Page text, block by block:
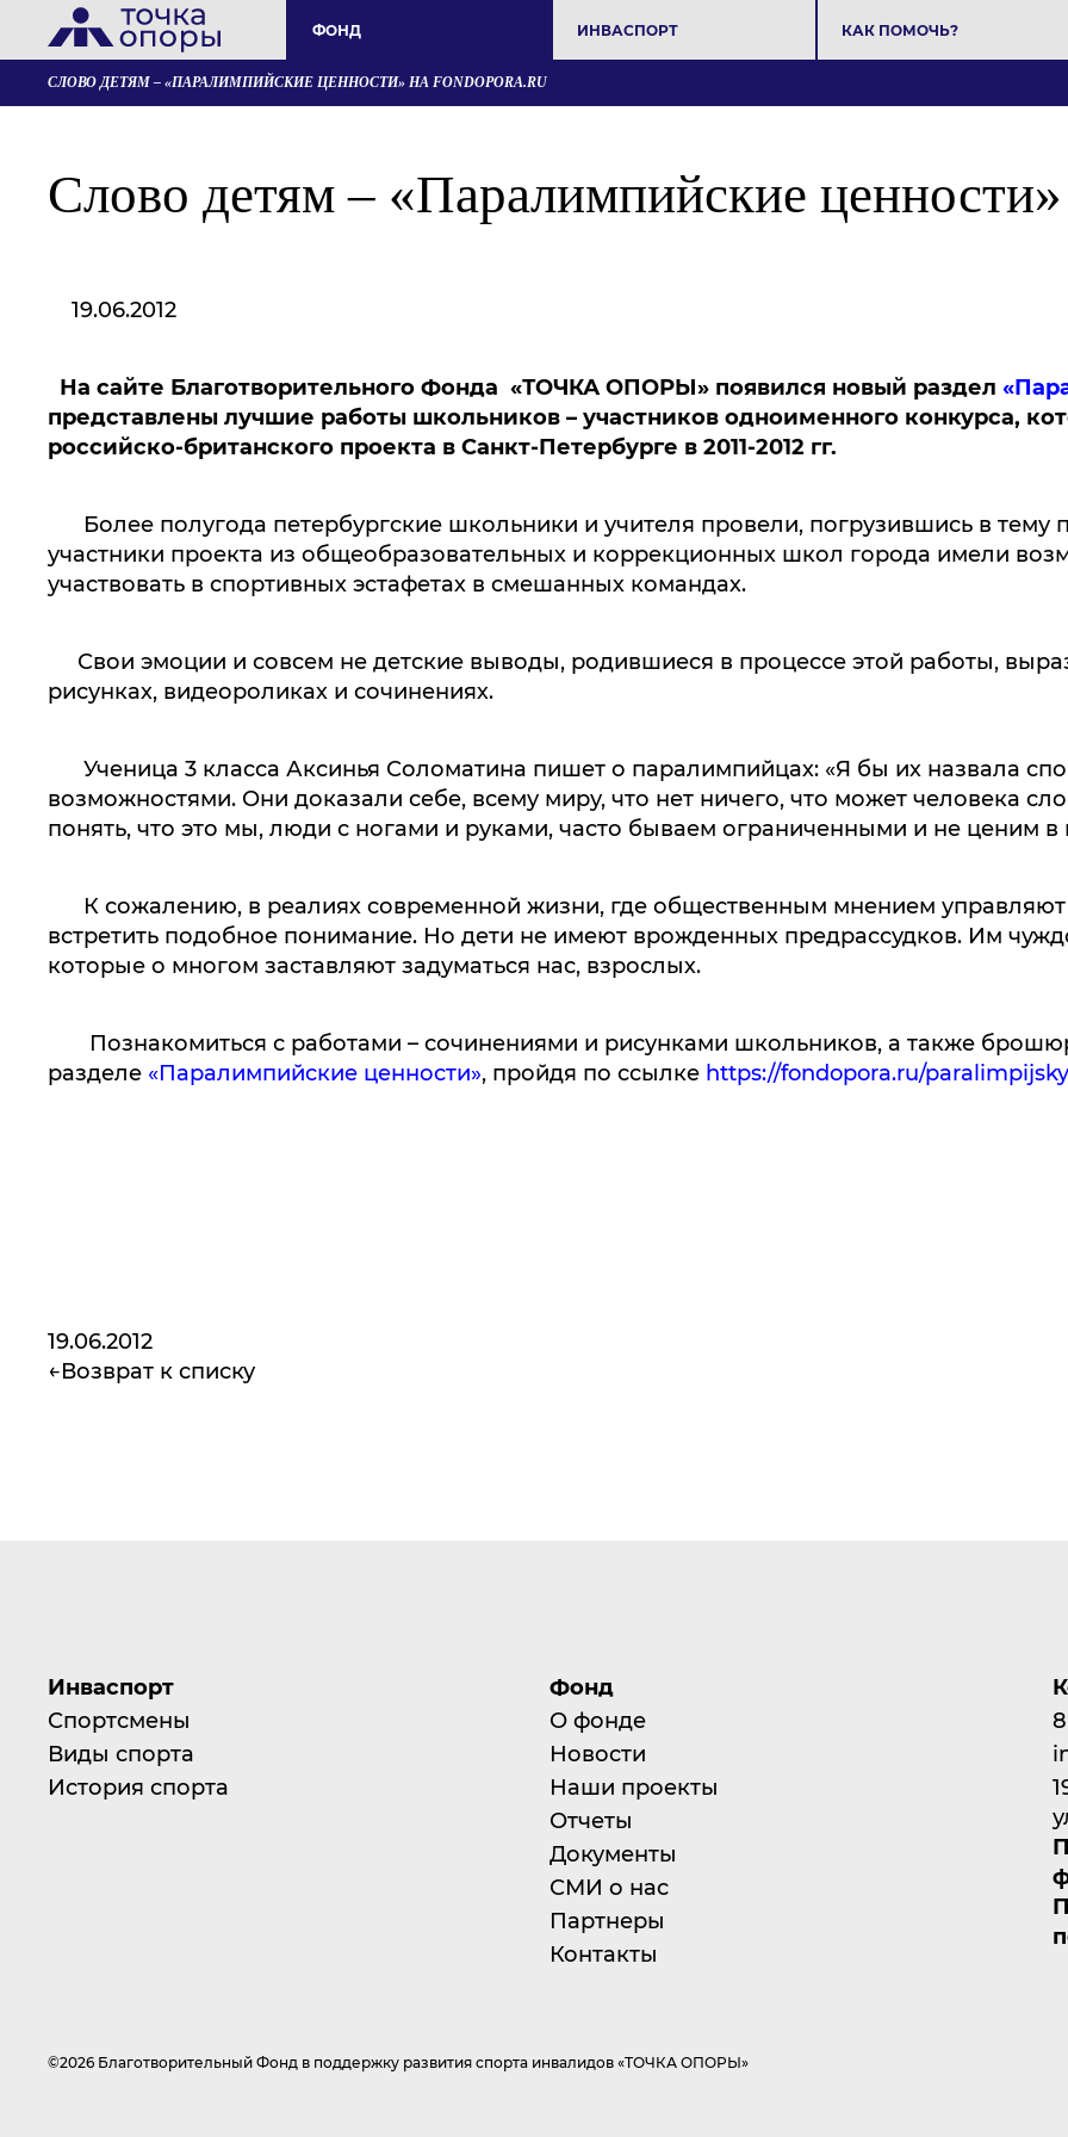
ФОНД ИНВАСПОРТ КАК ПОМОЧЬ?
СЛОВО ДЕТЯМ – «ПАРАЛИМПИЙСКИЕ ЦЕННОСТИ» НА FONDOPORA.RU
Слово детям – «Паралимпийские
19.06.2012
На сайте Благотворительного Фонда «ТОЧКА ОПОРЫ» появился новый раздел
представлены лучшие работы школьников – участников одноименного конкурса,
российско-британского проекта в Санкт-Петербурге в 2011-2012 гг.
Более полугода петербургские школьники и учителя провели, погрузившись в тему
участники проекта из общеобразовательных и коррекционных школ города имели
участвовать в спортивных эстафетах в смешанных командах.
Свои эмоции и совсем не детские выводы, родившиеся в процессе этой работы,
рисунках, видеороликах и сочинениях.
Ученица 3 класса Аксинья Соломатина пишет о паралимпийцах: «Я бы их назвала
возможностями. Они доказали себе, всему миру, что нет ничего, что может человека
понять, что это мы, люди с ногами и руками, часто бываем ограниченными и не ценим в
К сожалению, в реалиях современной жизни, где общественным мнением управляют
встретить подобное понимание. Но дети не имеют врожденных предрассудков. Им
которые о многом заставляют задуматься нас, взрослых.
Познакомиться с работами – сочинениями и рисунками школьников, а также
разделе «Паралимпийские ценности», пройдя по ссылке https://fondopora.ru/
19.06.2012
Возврат к списку
Инваспорт
Спортсмены
Виды спорта
История спорта
Фонд
О фонде
Новости
Наши проекты
Отчеты
Документы
СМИ о нас
Партнеры
Контакты
©2026 Благотворительный Фонд в поддержку развития спорта инвалидов «ТОЧКА ОПОРЫ»